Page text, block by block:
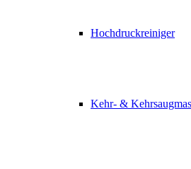
Hochdruckreiniger
Kehr- &